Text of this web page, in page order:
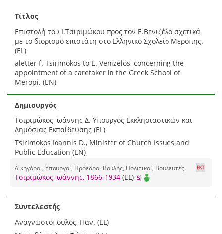
Τίτλος
Επιστολή του Ι.Τσιριμώκου προς τον Ε.Βενιζέλο σχετικά
με το διορισμό επιστάτη στο Ελληνικό Σχολείο Μερόπης.
(EL)
aletter f. Tsirimokos to E. Venizelos, concerning the
appointment of a caretaker in the Greek School of
Meropi. (EN)
Δημιουργός
Τσιριμώκος Ιωάννης Δ. Υπουργός Εκκλησιαστικών και
Δημόσιας Εκπαίδευσης (EL)
Tsirimokos Ioannis D., Minister of Church Issues and
Public Education (EN)
Δικηγόροι, Υπουργοί, Πρόεδροι Βουλής, Πολιτικοί, Βουλευτές
Τσιριμώκος Ιωάννης, 1866-1934 (EL)
Συντελεστής
Αναγνωστόπουλος, Παν. (EL)